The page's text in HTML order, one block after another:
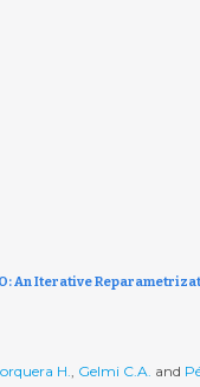
An Iterative
H., Gelmi C.A. and